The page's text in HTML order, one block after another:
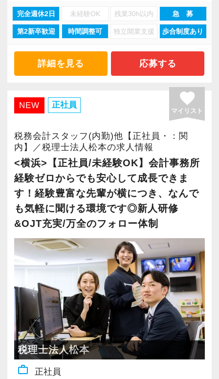
Q. 職場の雰囲気は？
場だと感じています。
・税務経験を活かして成長したい方
・キャリアアップ志向のある方
・主体的に業務を進められる方
・顧客対応や提案業務に挑戦したい方
・資産税など専門性を高めたい方
・将来的にマネジメントに関わりたい方
＜まずはカジュアル面談へ＞
・事前に気軽な面談を実施
・仕事内容やキャリアを相談可
・ざっくばらんに質問OK
・納得後に選考へ進めます
・入社時期は柔軟に対応
・半年～1年の調整も可能
まずはカジュアル面談からでも歓迎です
「応募する」からお気軽にご連絡ください。
を目指しましょう！
現在当社では「渋谷」「新宿」「錦糸町」
ます。
2021年6月に「渋谷オフィス」を新設し、その
後「新宿オフィス」「大阪オフィス」「錦糸町
オフィス」が拡張移転！
さらに2022年12月には「柏オフィス」を開設
し、2025年には大阪オフィスを増床するなど、
事業拡大を続けています。
安定性抜群の環境で自己成長を実現できます。
社員の持つ「やる・やりたい」という気持ちを
大事にしているため、資格を持っていなくて
も、スピーディーなキャリアアップが可能で
会計事務所経験者の方には幅広い業務に携わっ
ていただき、早い段階から部下やチームのマネ
ジメント業務にも挑戦できます！これまでの経
験・知識を活かしながら、さらに上のステージ
でキャリアアップをしませんか？
【対象業種100種以上！節税・融資・税務調査に
強い税理士法人です】
創業以来17年連続増収増益、顧問先数2500以
完全週休2日 未経験OK 残業30h以内 急 募
第2新卒歓迎 時間調整可 独立開業支援 歩合制度あり
詳細を見る 応募する
NEW 正社員 favorite
マイリスト
税務会計スタッフ(内勤)他【正社員・：関
内】／税理士法人松本の求人情報
<横浜>【正社員/未経験OK】会計事務所
経験ゼロからでも安心して成長できま
す！経験豊富な先輩が横につき、なんで
も気軽に聞ける環境です◎新人研修
&OJT充実/万全のフォロー体制
税理士法人松本
work_outline 正社員